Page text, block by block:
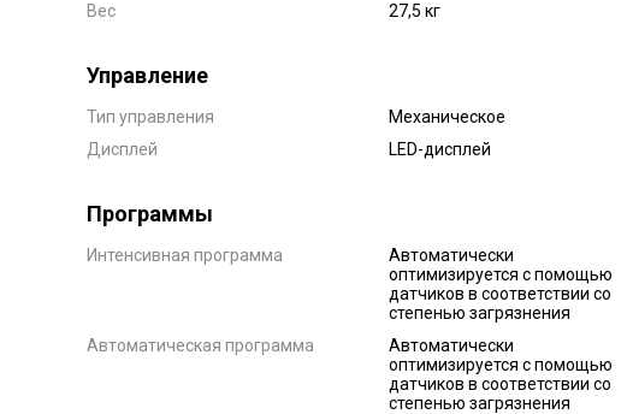
Вес
27,5 кг
Управление
Тип управления
Механическое
Дисплей
LED-дисплей
Программы
Интенсивная программа
Автоматически
оптимизируется с помощью
датчиков в соответствии со
степенью загрязнения
Автоматическая программа
Автоматически
оптимизируется с помощью
датчиков в соответствии со
степенью загрязнения